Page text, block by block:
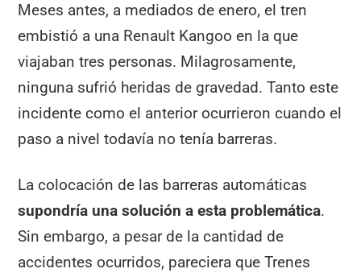
Meses antes, a mediados de enero, el tren
embistió a una Renault Kangoo en la que
viajaban tres personas. Milagrosamente,
ninguna sufrió heridas de gravedad. Tanto este
incidente como el anterior ocurrieron cuando el
paso a nivel todavía no tenía barreras.
La colocación de las barreras automáticas
supondría una solución a esta problemática.
Sin embargo, a pesar de la cantidad de
accidentes ocurridos, pareciera que Trenes